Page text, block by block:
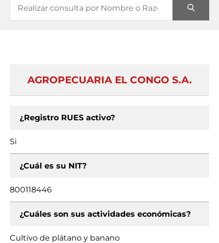
AGROPECUARIA EL CONGO S.A.
¿Registro RUES activo?
Si
¿Cuál es su NIT?
800118446
¿Cuáles son sus actividades económicas?
Cultivo de plátano y banano